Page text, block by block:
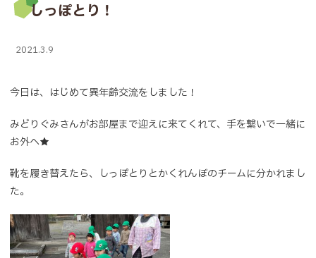
しっぽとり！
2021.3.9
今日は、はじめて異年齢交流をしました！
みどりぐみさんがお部屋まで迎えに来てくれて、手を繋いで一緒に
お外へ★
靴を履き替えたら、しっぽとりとかくれんぼのチームに分かれまし
た。